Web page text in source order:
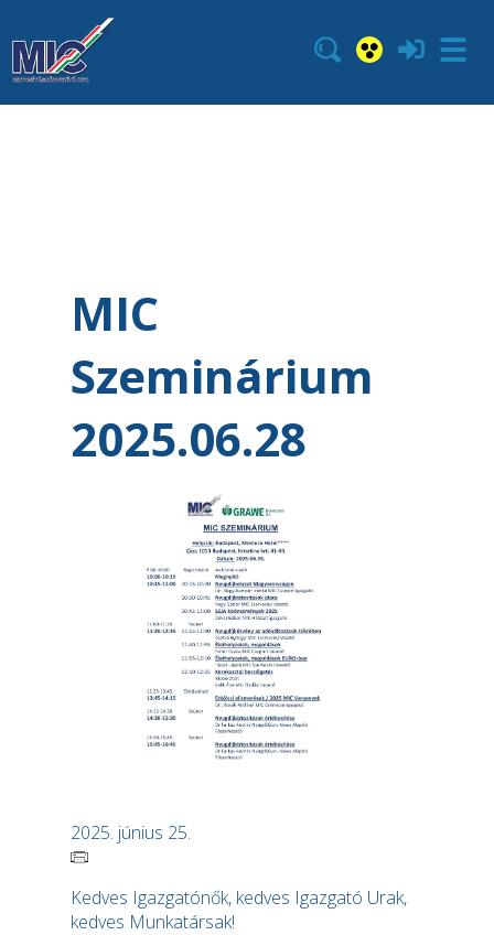
MIC
Szeminárium
2025.06.28
2025. június 25.
Kedves Igazgatónők, kedves Igazgató Urak,
kedves Munkatársak!